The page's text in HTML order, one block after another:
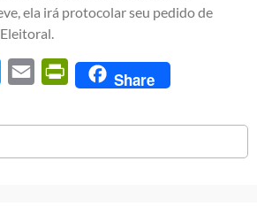
ela irá protocolar seu pedido de
Twitter Email PrintFriendly
Share